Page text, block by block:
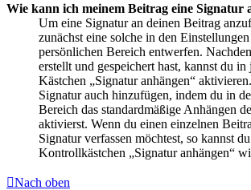
Wie kann ich meinem Beitrag eine Signatur
Um eine Signatur an deinen Beitrag
zunächst eine solche in den
persönlichen Bereich entwerfen.
erstellt und gespeichert hast, kannst du in
Kästchen „Signatur anhängen“
Signatur auch hinzufügen, indem du in
Bereich das standardmäßige Anhängen
aktivierst. Wenn du einen einzelnen
Signatur verfassen möchtest, so kannst
Kontrollkästchen „Signatur anhängen“
Nach oben